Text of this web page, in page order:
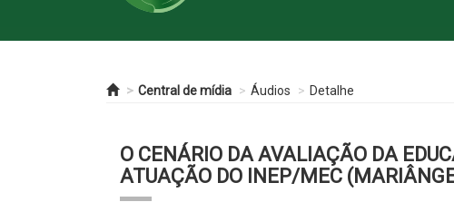
Central de mídia Áudios Detalhe
O CENÁRIO DA AVALIAÇÃO DA
ATUAÇÃO DO INEP/MEC